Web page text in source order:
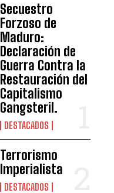
Secuestro
Forzoso de
Maduro:
Declaración de
Guerra Contra la
Restauración del
Capitalismo
Gangsteril.
DESTACADOS
Terrorismo
Imperialista
DESTACADOS